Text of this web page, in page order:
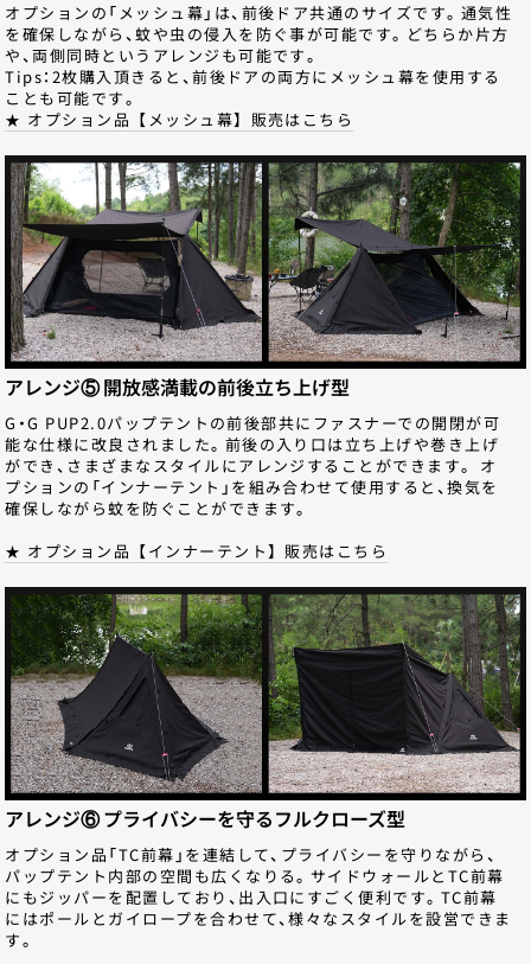
オプションの「メッシュ幕」は、前後ドア共通のサイズです。通気性
を確保しながら、蚊や虫の侵入を防ぐ事が可能です。どちらか片方
や、両側同時というアレンジも可能です。
Tips：2枚購入頂きると、前後ドアの両方にメッシュ幕を使用する
ことも可能です。
★ オプション品【メッシュ幕】販売はこちら
アレンジ⑤ 開放感満載の前後立ち上げ型
G・G PUP2.0パップテントの前後部共にファスナーでの開閉が可
能な仕様に改良されました。前後の入り口は立ち上げや巻き上げ
ができ、さまざまなスタイルにアレンジすることができます。 オ
プションの「インナーテント」を組み合わせて使用すると、換気を
確保しながら蚊を防ぐことができます。
★ オプション品【インナーテント】販売はこちら
アレンジ⑥ プライバシーを守るフルクローズ型
オプション品「TC前幕」を連結して、プライバシーを守りながら、
パップテント内部の空間も広くなりる。サイドウォールとTC前幕
にもジッパーを配置しており、出入口にすごく便利です。TC前幕
にはポールとガイロープを合わせて、様々なスタイルを設営できま
す。